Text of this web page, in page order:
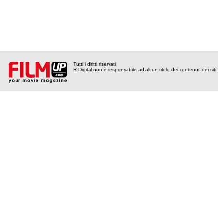
Tutti i diritti riservati
R Digital non è responsabile ad alcun titolo dei contenuti dei siti